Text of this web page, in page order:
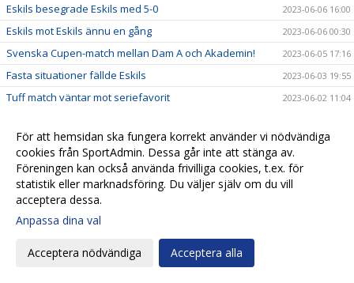
Eskils besegrade Eskils med 5-0 2023-06-06 16:00
Eskils mot Eskils ännu en gång 2023-06-06 00:30
Svenska Cupen-match mellan Dam A och Akademin! 2023-06-05 17:16
Fasta situationer fällde Eskils 2023-06-03 19:55
Tuff match väntar mot seriefavorit 2023-06-02 11:04
nyförvärv
”Aggi” närmar sig toppformen 2023-05-30 21:51
IS Halmia - Eskilsminne IF 2023-05-30 10:56
Alma Bertilssons hat trick sänkte Mariebo
Motståndarkollen: Mariebo IK satsar på egna talanger
Alma inne på femte paret fotbollsskor
För att hemsidan ska fungera korrekt använder vi nödvändiga
cookies från SportAdmin. Dessa går inte att stänga av.
Föreningen kan också använda frivilliga cookies, t.ex. för
statistik eller marknadsföring. Du väljer själv om du vill
acceptera dessa.
Anpassa dina val
Acceptera nödvändiga Acceptera alla